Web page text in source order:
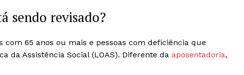
sendo revisado?
com 65 anos ou mais e pessoas com deficiência que
da Assistência Social (LOAS). Diferente da aposentadoria,